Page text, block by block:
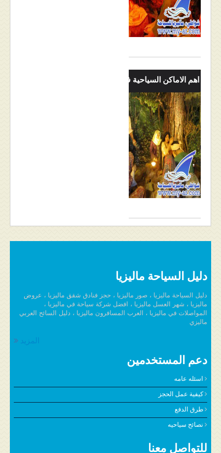
اهم الاماكن السياحية في جزيرة لنكاوي
دليل السياحة ماليزيا
دليل السياحة ماليزيا ، صور ماليزيا ، حجز فنادق شقق ماليزيا ، عروض
ماليزيا ، شهر العسل ماليزيا ، افضل شركة سياحة في ماليزيا ،
المواصلات في ماليزيا ، العرب المسافرون ماليزيا ، دليل السائح العربي
ماليزي
المزيد
دعم المستخدمين
اسئله عامه
كيفية عمل الحجز
طرق الدفع
نصائح سياحيه
للتواصل معنا